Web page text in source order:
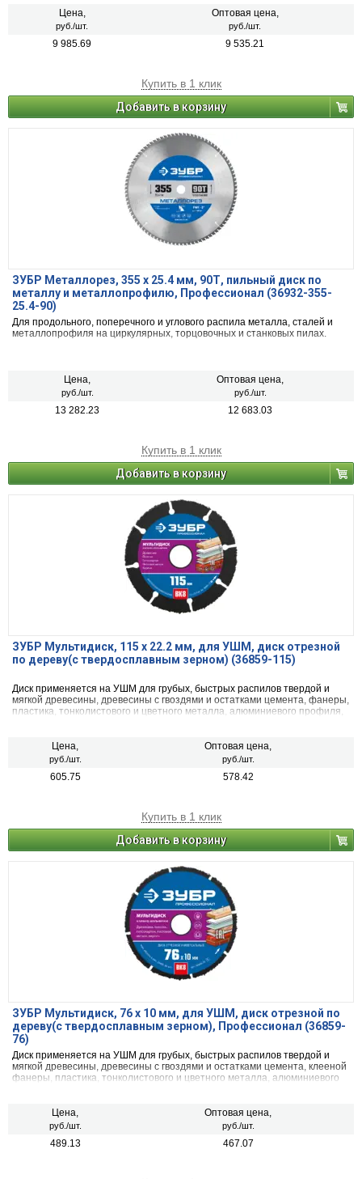
Цена,
руб./шт.
Оптовая цена,
руб./шт.
9 985.69 9 535.21
Купить в 1 клик
Добавить в корзину
ЗУБР Металлорез, 355 х 25.4 мм, 90Т, пильный диск по
металлу и металлопрофилю, Профессионал (36932-355-
25.4-90)
Для продольного, поперечного и углового распила металла, сталей и
металлопрофиля на циркулярных, торцовочных и станковых пилах.
Цена,
руб./шт.
Оптовая цена,
руб./шт.
13 282.23 12 683.03
Купить в 1 клик
Добавить в корзину
ЗУБР Мультидиск, 115 х 22.2 мм, для УШМ, диск отрезной
по дереву(с твердосплавным зерном) (36859-115)
Диск применяется на УШМ для грубых, быстрых распилов твердой и
мягкой древесины, древесины с гвоздями и остатками цемента, фанеры,
пластика, тонколистового и цветного металла, алюминиевого профиля,
Цена,
руб./шт.
Оптовая цена,
руб./шт.
605.75 578.42
Купить в 1 клик
Добавить в корзину
ЗУБР Мультидиск, 76 х 10 мм, для УШМ, диск отрезной по
дереву(с твердосплавным зерном), Профессионал (36859-
76)
Диск применяется на УШМ для грубых, быстрых распилов твердой и
мягкой древесины, древесины с гвоздями и остатками цемента, клееной
фанеры, пластика, тонколистового и цветного металла, алюминиевого
Цена,
руб./шт.
Оптовая цена,
руб./шт.
489.13 467.07